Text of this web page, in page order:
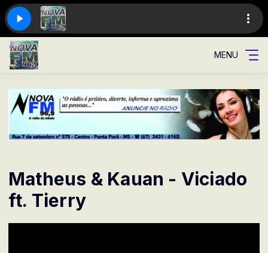
MENU
Matheus & Kauan - Viciado
ft. Tierry